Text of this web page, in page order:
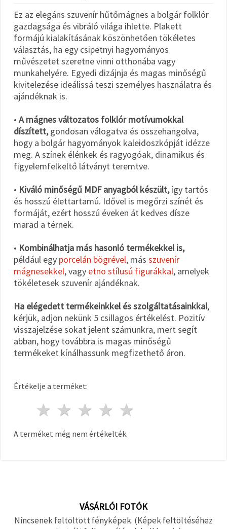
Ez az elegáns szuvenír hűtőmágnes a bolgár folklór
gazdagsága és vibráló világa ihlette. Plakett
formájú kialakításának köszönhetően tökéletes
választás, ha egy csipetnyi hagyományos
művészetet szeretne vinni otthonába vagy
munkahelyére. Egyedi dizájnja és magas minőségű
kivitelezése ideálissá teszi személyes használatra és
ajándéknak is.
• A mágnes változatos folklór motívumokkal
díszített,gondosan válogatva és összehangolva,
hogy a bolgár hagyományok kaleidoszkópját idézze
meg. A színek élénkek és ragyogóak, dinamikus és
figyelemfelkeltő látványt teremtve.
• Kiváló minőségű MDF anyagból készült,így tartós
és hosszú élettartamú. Idővel is megőrzi színét és
formáját, ezért hosszú éveken át kedves dísze
marad a térnek.
• Kombinálhatja más hasonló termékekkel is,
például egy porcelán bögrével, más szuvenír
mágnesekkel, vagy etno stílusú figurákkal, amelyek
tökéletesek szuvenír ajándéknak.
Ha elégedett termékeinkkel és szolgáltatásainkkal,
kérjük, adjon nekünk 5 csillagos értékelést. Pozitív
visszajelzése sokat jelent számunkra, mert segít
abban, hogy továbbra is magas minőségű
termékeket kínálhassunk megfizethető áron.
Értékelje a terméket:
4 csillagok
3 csillagok
2 csillagok
1 csillag
A terméket még nem értékelték.
VÁSÁRLÓI FOTÓK
Nincsenek feltöltött fényképek. (Képek feltöltéséhez